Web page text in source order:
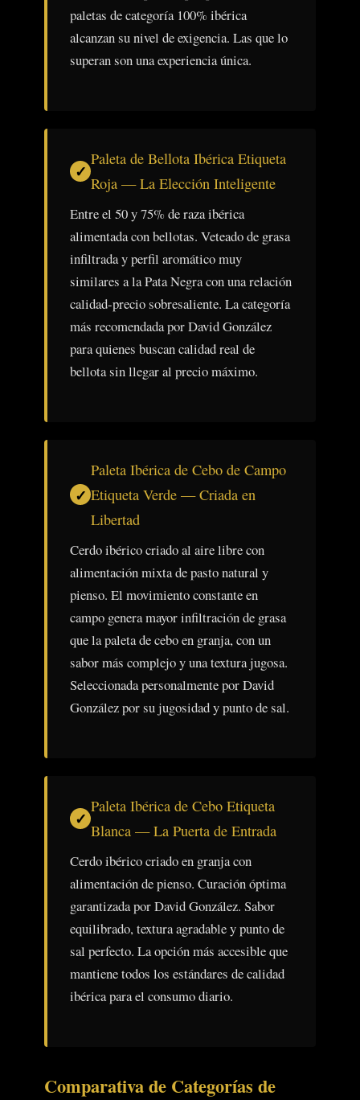
paletas de categoría 100% ibérica
alcanzan su nivel de exigencia. Las que lo
superan son una experiencia única.
Paleta de Bellota Ibérica Etiqueta
Roja — La Elección Inteligente
Entre el 50 y 75% de raza ibérica
alimentada con bellotas. Veteado de grasa
infiltrada y perfil aromático muy
similares a la Pata Negra con una relación
calidad-precio sobresaliente. La categoría
más recomendada por David González
para quienes buscan calidad real de
bellota sin llegar al precio máximo.
Paleta Ibérica de Cebo de Campo
Etiqueta Verde — Criada en
Libertad
Cerdo ibérico criado al aire libre con
alimentación mixta de pasto natural y
pienso. El movimiento constante en
campo genera mayor infiltración de grasa
que la paleta de cebo en granja, con un
sabor más complejo y una textura jugosa.
Seleccionada personalmente por David
González por su jugosidad y punto de sal.
Paleta Ibérica de Cebo Etiqueta
Blanca — La Puerta de Entrada
Cerdo ibérico criado en granja con
alimentación de pienso. Curación óptima
garantizada por David González. Sabor
equilibrado, textura agradable y punto de
sal perfecto. La opción más accesible que
mantiene todos los estándares de calidad
ibérica para el consumo diario.
Comparativa de Categorías de